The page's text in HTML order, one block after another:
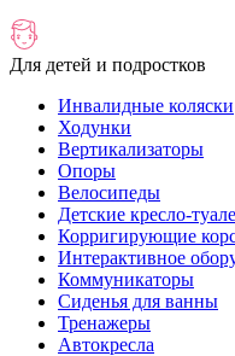
Для детей и подростков
Инвалидные коляски
Ходунки
Вертикализаторы
Опоры
Велосипеды
Детские кресло-
Корригирующие
Интерактивное
Коммуникаторы
Сиденья для ванны
Тренажеры
Автокресла